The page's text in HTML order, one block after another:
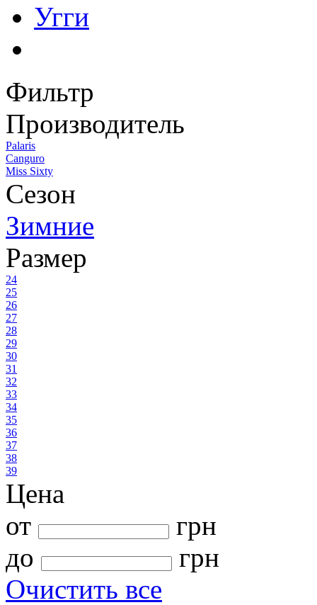
Угги
Фильтр
Производитель
Palaris
Canguro
Miss Sixty
Сезон
Зимние
Размер
24
25
26
27
28
29
30
31
32
33
34
35
36
37
38
39
Цена
от
грн
до
грн
Очистить все